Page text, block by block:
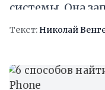
системы. Она
не
Текст: Николай